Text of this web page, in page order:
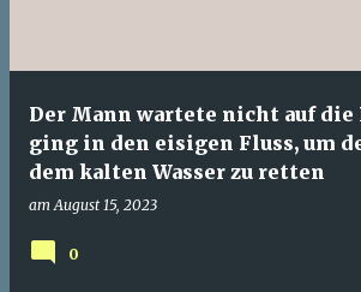
Der Mann wartete nicht auf die
ging in den eisigen Fluss, um
dem kalten Wasser zu retten
amAugust 15, 2023
0